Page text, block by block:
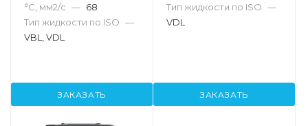
°С, мм2/с — 68
Тип жидкости по ISO —
VBL, VDL
ЗАКАЗАТЬ
Тип жидкости по ISO —
VDL
ЗАКАЗАТЬ